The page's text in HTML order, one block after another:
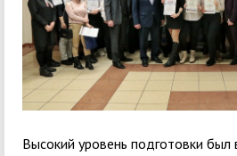
Высокий уровень подготовки был